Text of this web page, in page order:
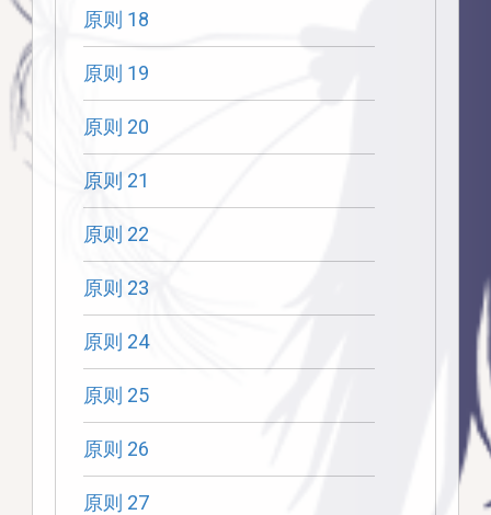
原则 18
原则 19
原则 20
原则 21
原则 22
原则 23
原则 24
原则 25
原则 26
原则 27